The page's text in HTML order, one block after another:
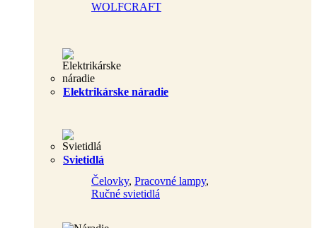
WOLFCRAFT
Elektrikárske náradie
Svietidlá
Čelovky, Pracovné lampy,
Ručné svietidlá